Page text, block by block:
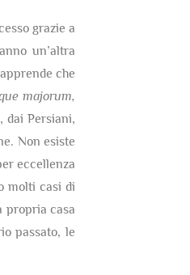
grazie a
un’altra
che
majorum,
dai Persiani,
Non esiste
eccellenza
molti casi di
propria casa
passato, le